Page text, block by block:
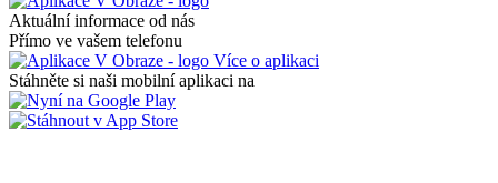
Aktuální informace od nás
Přímo ve vašem telefonu
Více o aplikaci
Stáhněte si naši mobilní aplikaci na